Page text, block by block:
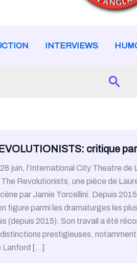
INTERVIEWS
critique
juin, l’International City Theatre de
Revolutionists, une pièce de
par Jamie Torcellini. Depuis
figure parmi les dramaturges les
(depuis 2015). Son travail a été
prestigieuses,
Lanford […]